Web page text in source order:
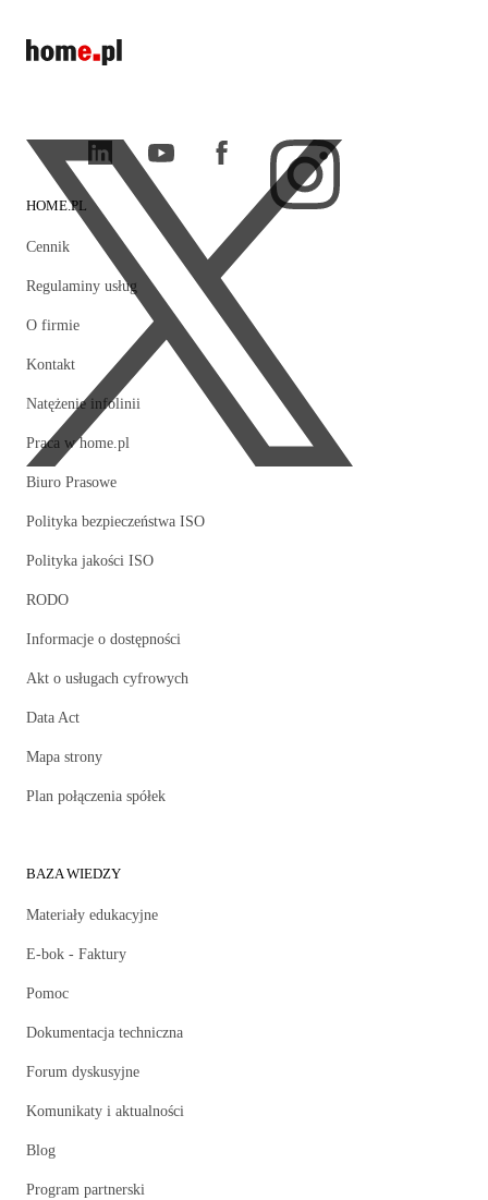
HOME.PL
Cennik
Regulaminy usług
O firmie
Kontakt
Natężenie infolinii
Praca w home.pl
Biuro Prasowe
Polityka bezpieczeństwa ISO
Polityka jakości ISO
RODO
Informacje o dostępności
Akt o usługach cyfrowych
Data Act
Mapa strony
Plan połączenia spółek
BAZA WIEDZY
Materiały edukacyjne
E-bok - Faktury
Pomoc
Dokumentacja techniczna
Forum dyskusyjne
Komunikaty i aktualności
Blog
Program partnerski